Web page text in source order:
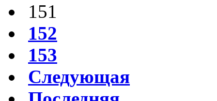
151
152
153
Следующая